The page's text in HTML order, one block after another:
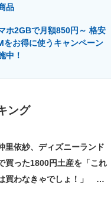
品
ホ2GBで月額850円～ 格安
をお得に使うキャンペーン
中！
ング
里依紗、ディズニーランド
買った1800円土産を「これ
買わなきゃでしょ！」